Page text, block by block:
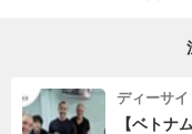
ディーサ
【ベトナ